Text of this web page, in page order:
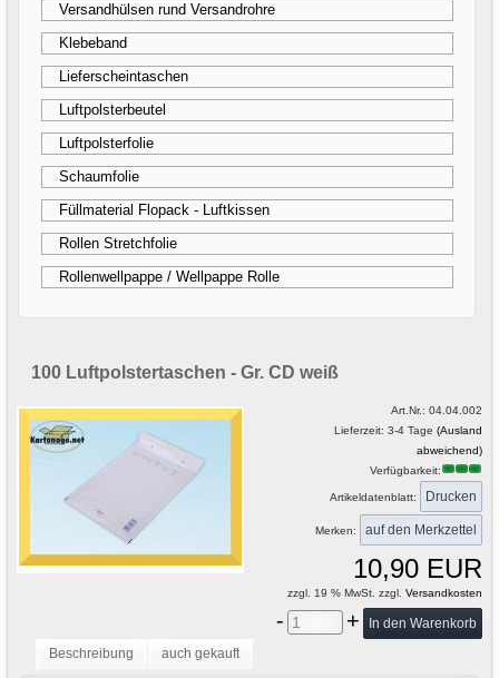
Versandhülsen rund Versandrohre
Klebeband
Lieferscheintaschen
Luftpolsterbeutel
Luftpolsterfolie
Schaumfolie
Füllmaterial Flopack - Luftkissen
Rollen Stretchfolie
Rollenwellpappe / Wellpappe Rolle
100 Luftpolstertaschen - Gr. CD weiß
Art.Nr.: 04.04.002
Lieferzeit: 3-4 Tage (Ausland
abweichend)
Verfügbarkeit:
Artikeldatenblatt: Drucken
Merken:
10,90 EUR
zzgl. 19 % MwSt. zzgl. Versandkosten
- +
Beschreibung auch gekauft